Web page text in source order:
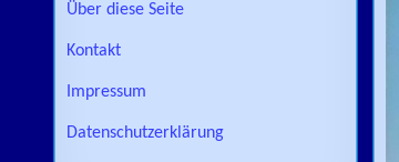
Über diese Seite
Kontakt
Impressum
Datenschutzerklärung